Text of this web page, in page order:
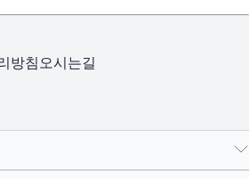
방침오시는길